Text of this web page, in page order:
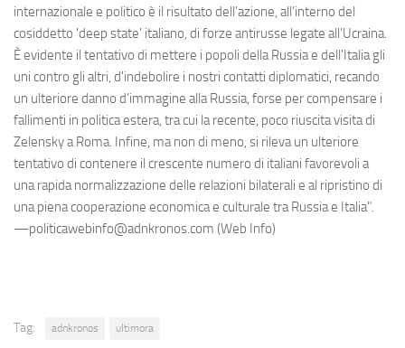
internazionale e politico è il risultato dell’azione, all’interno del
cosiddetto 'deep state' italiano, di forze antirusse legate all’Ucraina.
È evidente il tentativo di mettere i popoli della Russia e dell'Italia gli
uni contro gli altri, d'indebolire i nostri contatti diplomatici, recando
un ulteriore danno d’immagine alla Russia, forse per compensare i
fallimenti in politica estera, tra cui la recente, poco riuscita visita di
Zelensky a Roma. Infine, ma non di meno, si rileva un ulteriore
tentativo di contenere il crescente numero di italiani favorevoli a
una rapida normalizzazione delle relazioni bilaterali e al ripristino di
una piena cooperazione economica e culturale tra Russia e Italia".
—politicawebinfo@adnkronos.com (Web Info)
Tag: adnkronos ultimora